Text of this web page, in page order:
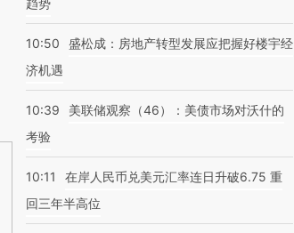
趋势
10:50
盛松成：房地产转型发展应把握好楼宇经
济机遇
10:39
美联储观察（46）：美债市场对沃什的
考验
10:11
在岸人民币兑美元汇率连日升破6.75 重
回三年半高位